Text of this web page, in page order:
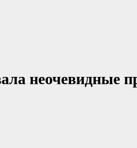
неочевидные